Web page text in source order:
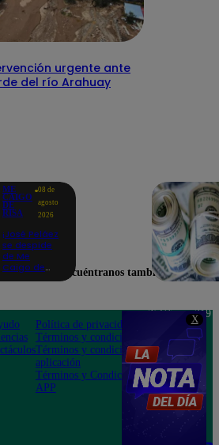
X
urgente ante
del río Arahuay
ME
CAIGO
DE
RISA
08 de
agosto
2026
¡José Peláez
se despide
de Me
Caigo de
“Lo voy a
extrañar
muchísimo”!
Encuéntranos también en
Política de privacidad
Términos y condiciones
Términos y condiciones
aplicación
Términos y Condiciones
APP
Teléfono: 219
Av. San
Felipe 968
Jesús María